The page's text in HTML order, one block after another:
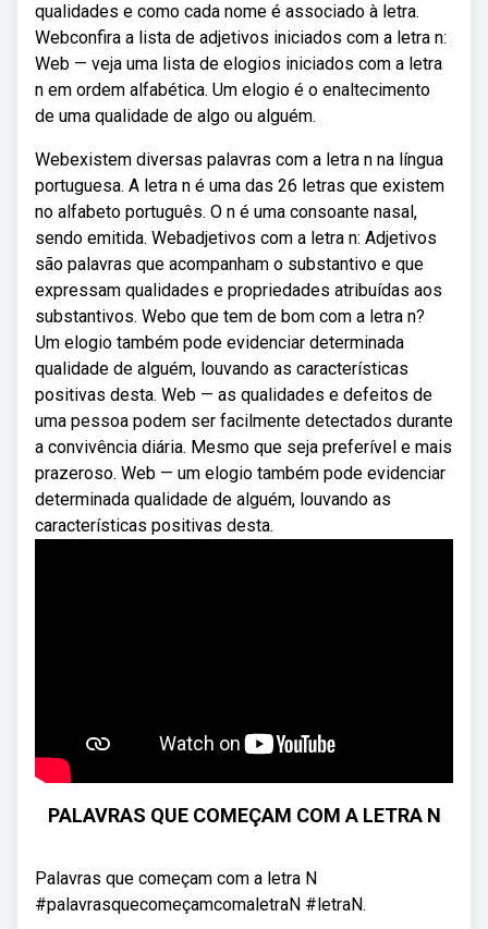
qualidades e como cada nome é associado à letra.
Webconfira a lista de adjetivos iniciados com a letra n:
Web — veja uma lista de elogios iniciados com a letra
n em ordem alfabética. Um elogio é o enaltecimento
de uma qualidade de algo ou alguém.
Webexistem diversas palavras com a letra n na língua
portuguesa. A letra n é uma das 26 letras que existem
no alfabeto português. O n é uma consoante nasal,
sendo emitida. Webadjetivos com a letra n: Adjetivos
são palavras que acompanham o substantivo e que
expressam qualidades e propriedades atribuídas aos
substantivos. Webo que tem de bom com a letra n?
Um elogio também pode evidenciar determinada
qualidade de alguém, louvando as características
positivas desta. Web — as qualidades e defeitos de
uma pessoa podem ser facilmente detectados durante
a convivência diária. Mesmo que seja preferível e mais
prazeroso. Web — um elogio também pode evidenciar
determinada qualidade de alguém, louvando as
características positivas desta.
PALAVRAS QUE COMEÇAM COM A LETRA N
Palavras que começam com a letra N
#palavrasquecomeçamcomaletraN #letraN.